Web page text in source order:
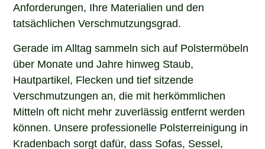
Anforderungen, Ihre Materialien und den
tatsächlichen Verschmutzungsgrad.
Gerade im Alltag sammeln sich auf Polstermöbeln
über Monate und Jahre hinweg Staub,
Hautpartikel, Flecken und tief sitzende
Verschmutzungen an, die mit herkömmlichen
Mitteln oft nicht mehr zuverlässig entfernt werden
können. Unsere professionelle Polsterreinigung in
Kradenbach sorgt dafür, dass Sofas, Sessel,